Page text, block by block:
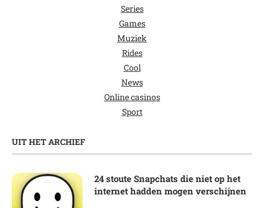
Series
Games
Muziek
Rides
Cool
News
Online casinos
Sport
UIT HET ARCHIEF
24 stoute Snapchats die niet op het
internet hadden mogen verschijnen